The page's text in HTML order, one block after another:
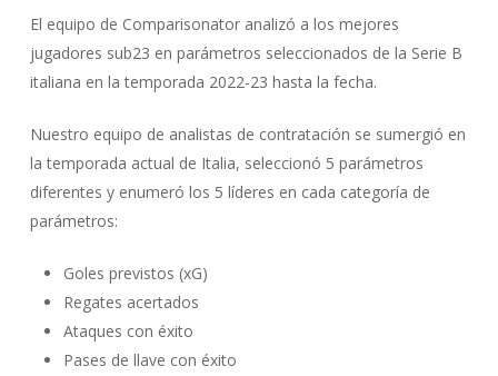
El equipo de Comparisonator analizó a los mejores
jugadores sub23 en parámetros seleccionados de la Serie B
italiana en la temporada 2022-23 hasta la fecha.
Nuestro equipo de analistas de contratación se sumergió en
la temporada actual de Italia, seleccionó 5 parámetros
diferentes y enumeró los 5 líderes en cada categoría de
parámetros:
Goles previstos (xG)
Regates acertados
Ataques con éxito
Pases de llave con éxito